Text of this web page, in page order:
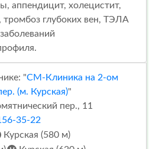
аппендицит, холецистит,
глубоких вен, ТЭЛА
"СМ-Клиника на 2-ом
(м. Курская)"
пер., 11
35-22
Курская (580 м)